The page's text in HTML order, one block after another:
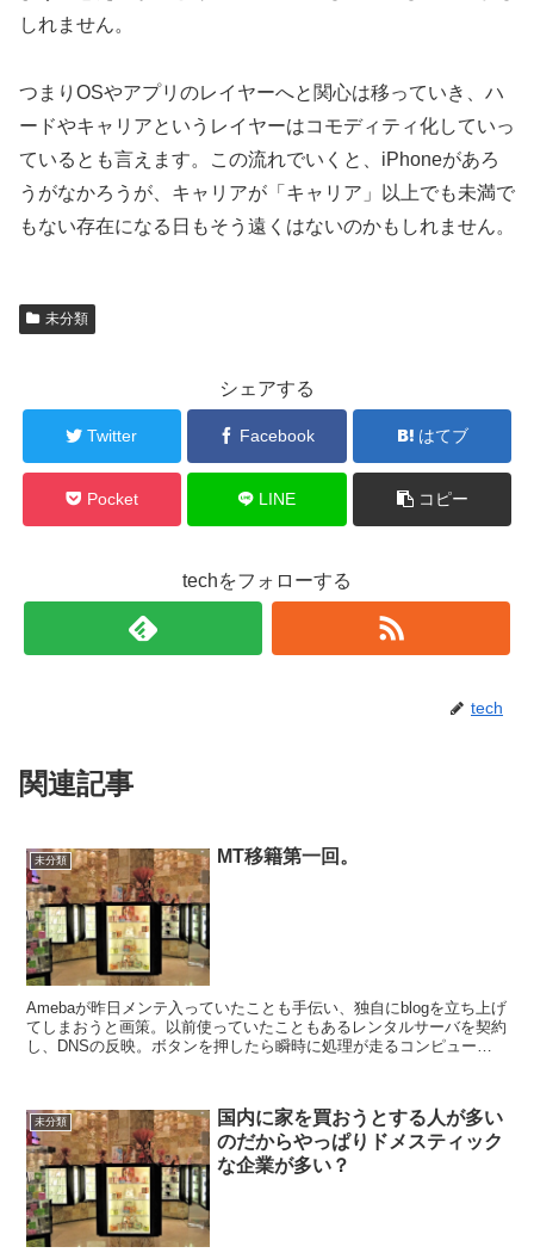
しれません。
つまりOSやアプリのレイヤーへと関心は移っていき、ハ
ードやキャリアというレイヤーはコモディティ化していっ
ているとも言えます。この流れでいくと、iPhoneがあろ
うがなかろうが、キャリアが「キャリア」以上でも未満で
もない存在になる日もそう遠くはないのかもしれません。
未分類
シェアする
Twitter Facebook はてブ
Pocket LINE コピー
techをフォローする
tech
関連記事
未分類 MT移籍第一回。
Amebaが昨日メンテ入っていたことも手伝い、独自にblogを立ち上げ
てしまおうと画策。以前使っていたこともあるレンタルサーバを契約
し、DNSの反映。ボタンを押したら瞬時に処理が走るコンピュータ
未分類
国内に家を買おうとする人が多い
のだからやっぱりドメスティック
な企業が多い？